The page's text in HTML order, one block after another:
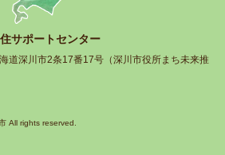
トップページへ戻
る
サポートセンター
道深川市2条17番17号（深川市役所まち未来推
All rights reserved.